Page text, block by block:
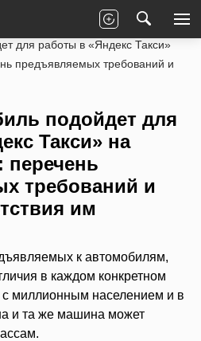
Заработок на автомобиле
для работы в «Яндекс Такси»
предъявляемых требований и
подойдет для
Такси» на
требований и
им
к автомобилям,
в каждом конкретном
с миллионным населением и в
и та же машина может